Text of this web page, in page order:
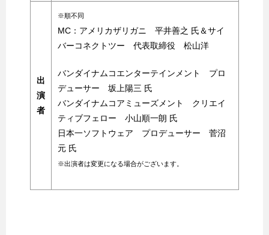
出
演
者
※順不同
MC：アメリカザリガニ 平井善之 氏＆サイ
バーコネクトツー 代表取締役 松山洋
バンダイナムコエンターテインメント プロ
デューサー 坂上陽三 氏
バンダイナムコアミューズメント クリエイ
ティブフェロー 小山順一朗 氏
日本一ソフトウェア プロデューサー 菅沼
元 氏
※出演者は変更になる場合がございます。